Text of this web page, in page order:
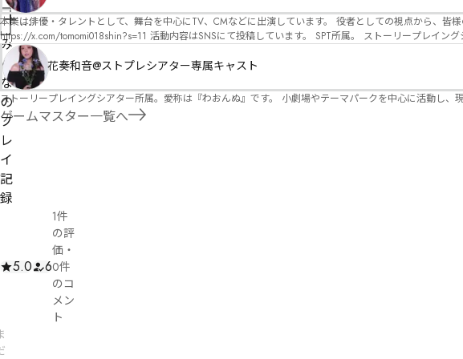
報
を
修
正
管
理
者
申
請
み
ん
な
の
プ
レ
イ
記
録
5.0 6
1件
の評
価 ・
0件
のコ
メン
ト
GM) ★ ストーリープレイングシアター (GM) ★ フィネガンズ ウェイク (GM)
本業は俳優・タレントとして、舞台を中心にTV、CMなどに出演しています。 役者としての視点から、皆様の物語体験を深めるお手伝いができればと思っています。
https://x.com/tomomi018shin?s=11 活動内容はSNSにて投稿しています。 SPT所属。 ストーリープレイングシアター「星詠みの標」にてGMデビュー。 ボードゲーム×体感型演劇 イマ
ーシブカフェ「コアクト」(不定期開催)出演中。
花奏和音@ストプレシアター専属キャスト
ストーリープレイングシアター所属。愛称は『わおんぬ』です。 小劇場やテーマパークを中心に活動し
ゲームマスター一覧へ